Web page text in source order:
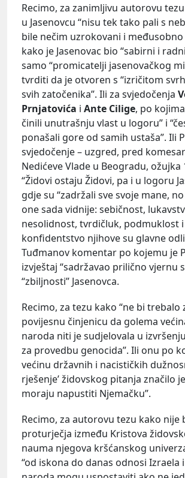
Recimo, za zanimljivu autorovu
u Jasenovcu “nisu tek tako pali s
bile nečim uzrokovani i međusobno
kako je Jasenovac bio “sabirni i
samo “promicatelji jasenovačkog
tvrditi da je otvoren s “izričitom
svih zatočenika”. Ili za svjedočenja
Prnjatovića i Ante Cilige, po
činili unutrašnju vlast u logoru” i
ponašali gore od samih ustaša”. Ili
svjedočenje – uzgred, pred
Nedićeve Vlade u Beogradu, ožujka
“Židovi ostaju Židovi, pa i u logoru
gdje su “zadržali sve svoje mane,
one sada vidnije: sebičnost,
nesolidnost, tvrdičluk, podmuklost i
konfidentstvo njihove su glavne
Tuđmanov komentar po kojemu je
izvještaj “sadržavao prilično vjernu
“zbiljnosti” Jasenovca.
Recimo, za tezu kako “ne bi trebalo
povijesnu činjenicu da golema
naroda niti je sudjelovala u
za provedbu genocida”. Ili onu po
većinu državnih i nacističkih
rješenje’ židovskog pitanja značilo
moraju napustiti Njemačku”.
Recimo, za autorovu tezu kako nije
proturječja između Kristova
nauma njegova kršćanskog
“od iskona do danas odnosi Izraela